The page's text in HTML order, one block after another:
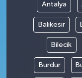
Antalya
Balıkesir
Bilecik
Burdur